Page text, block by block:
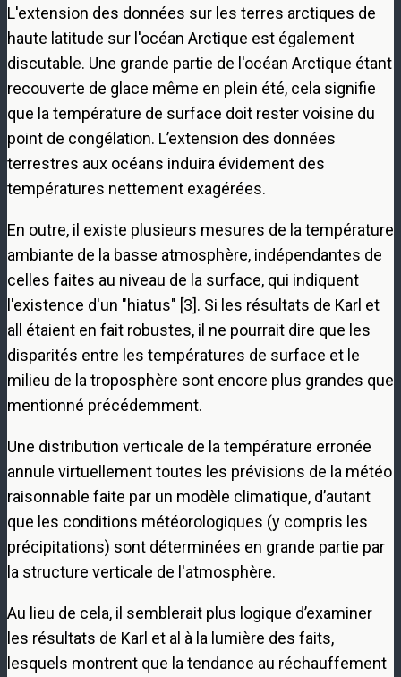
L'extension des données sur les terres arctiques de
haute latitude sur l'océan Arctique est également
discutable. Une grande partie de l'océan Arctique étant
recouverte de glace même en plein été, cela signifie
que la température de surface doit rester voisine du
point de congélation. L’extension des données
terrestres aux océans induira évidement des
températures nettement exagérées.
En outre, il existe plusieurs mesures de la température
ambiante de la basse atmosphère, indépendantes de
celles faites au niveau de la surface, qui indiquent
l'existence d'un "hiatus" [3]. Si les résultats de Karl et
all étaient en fait robustes, il ne pourrait dire que les
disparités entre les températures de surface et le
milieu de la troposphère sont encore plus grandes que
mentionné précédemment.
Une distribution verticale de la température erronée
annule virtuellement toutes les prévisions de la météo
raisonnable faite par un modèle climatique, d’autant
que les conditions météorologiques (y compris les
précipitations) sont déterminées en grande partie par
la structure verticale de l'atmosphère.
Au lieu de cela, il semblerait plus logique d’examiner
les résultats de Karl et al à la lumière des faits,
lesquels montrent que la tendance au réchauffement